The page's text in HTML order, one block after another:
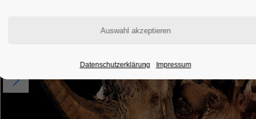
Datenschutzerklärung Impressum